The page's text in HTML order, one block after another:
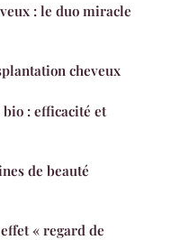
: le duo miracle
cheveux
: efficacité et
de beauté
« regard de